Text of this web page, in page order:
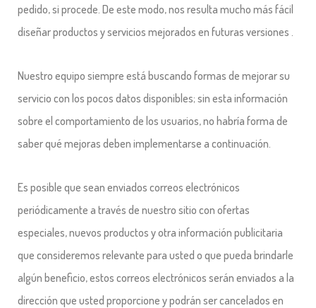
pedido, si procede. De este modo, nos resulta mucho más fácil
diseñar productos y servicios mejorados en futuras versiones .
Nuestro equipo siempre está buscando formas de mejorar su
servicio con los pocos datos disponibles; sin esta información
sobre el comportamiento de los usuarios, no habría forma de
saber qué mejoras deben implementarse a continuación.
Es posible que sean enviados correos electrónicos
periódicamente a través de nuestro sitio con ofertas
especiales, nuevos productos y otra información publicitaria
que consideremos relevante para usted o que pueda brindarle
algún beneficio, estos correos electrónicos serán enviados a la
dirección que usted proporcione y podrán ser cancelados en